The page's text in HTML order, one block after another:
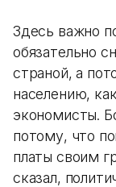
Здесь важно
обязательно
страной, а
населению,
экономисты.
потому, что
платы своим
сказал,